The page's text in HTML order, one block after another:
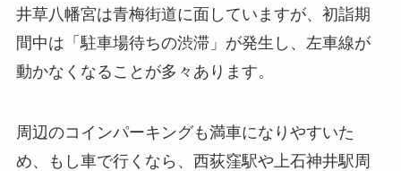
井草八幡宮は青梅街道に面していますが、初詣期
間中は「駐車場待ちの渋滞」が発生し、左車線が
動かなくなることが多々あります。
周辺のコインパーキングも満車になりやすいた
め、もし車で行くなら、西荻窪駅や上石神井駅周